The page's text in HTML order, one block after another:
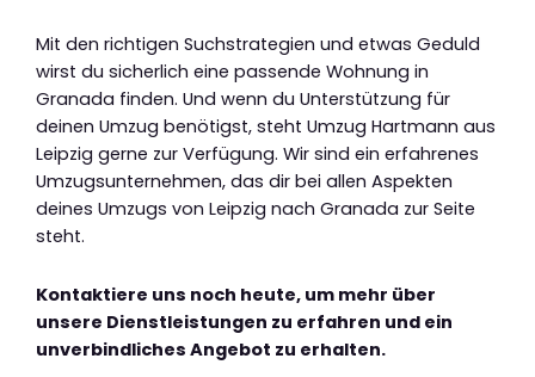
Mit den richtigen Suchstrategien und etwas Geduld
wirst du sicherlich eine passende Wohnung in
Granada finden. Und wenn du Unterstützung für
deinen Umzug benötigst, steht Umzug Hartmann aus
Leipzig gerne zur Verfügung. Wir sind ein erfahrenes
Umzugsunternehmen, das dir bei allen Aspekten
deines Umzugs von Leipzig nach Granada zur Seite
steht.
Kontaktiere uns noch heute, um mehr über
unsere Dienstleistungen zu erfahren und ein
unverbindliches Angebot zu erhalten.